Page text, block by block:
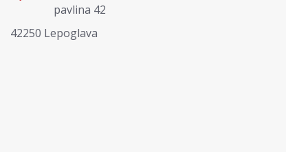
pavlina 42
42250 Lepoglava